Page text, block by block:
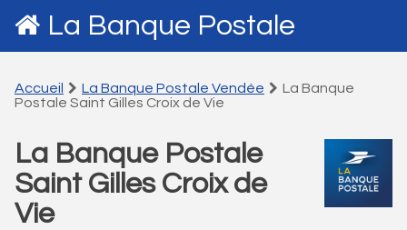
La Banque Postale
Accueil La Banque Postale Vendée
La Banque
Postale Saint Gilles Croix de Vie
La Banque Postale
Saint Gilles Croix de
Vie